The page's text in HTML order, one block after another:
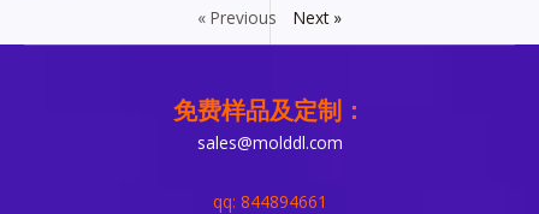
« Previous Next »
免费样品及定制：
sales@molddl.com
qq: 844894661